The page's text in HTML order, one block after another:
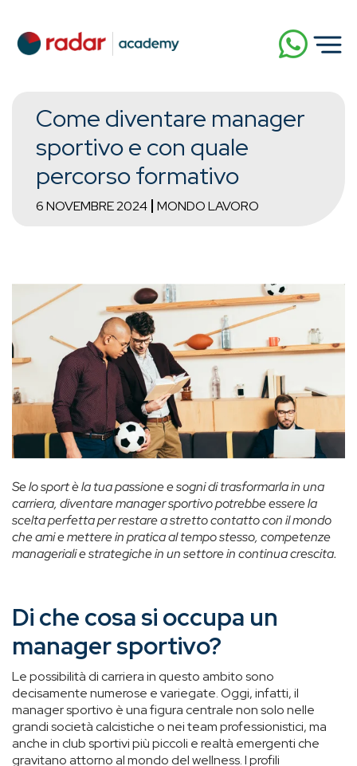
Come diventare manager
sportivo e con quale
percorso formativo
6 NOVEMBRE 2024 MONDO LAVORO
Se lo sport è la tua passione e sogni di trasformarla in una
carriera, diventare manager sportivo potrebbe essere la
scelta perfetta per restare a stretto contatto con il mondo
che ami e mettere in pratica al tempo stesso, competenze
manageriali e strategiche in un settore in continua crescita.
Di che cosa si occupa un
manager sportivo?
Le possibilità di carriera in questo ambito sono
decisamente numerose e variegate. Oggi, infatti, il
manager sportivo è una figura centrale non solo nelle
grandi società calcistiche o nei team professionistici, ma
anche in club sportivi più piccoli e realtà emergenti che
gravitano attorno al mondo del wellness. I profili